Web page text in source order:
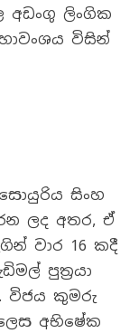
අඩංගු ලිංගික
විසින්
සිංහ
ලද අතර, ඒ
වාර 16 කදී
පුත්‍රයා
විජය කුමරු
අභිෂේක